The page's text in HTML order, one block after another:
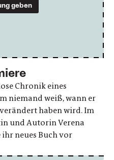
geben
Chronik eines
niemand weiß, wann er
haben wird. Im
und Autorin Verena
neues Buch vor